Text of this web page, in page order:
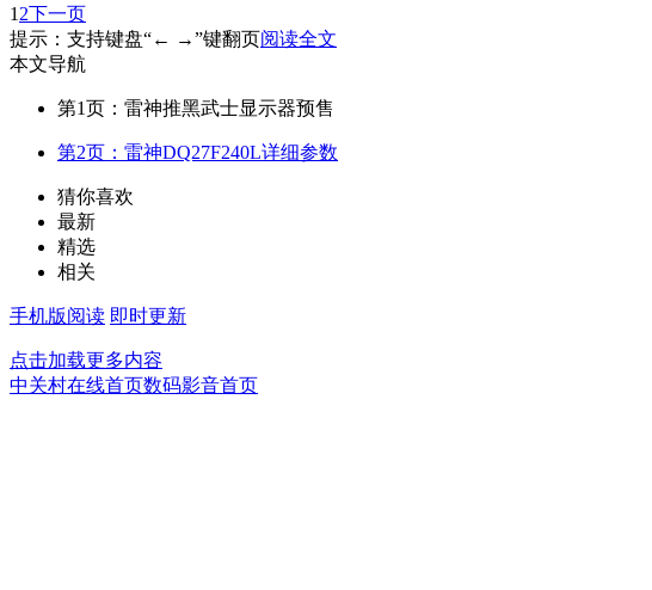
1 2下一页
提示：支持键盘“← →”键翻页阅读全文
本文导航
第1页：雷神推黑武士显示器预售
第2页：雷神DQ27F240L详细参数
猜你喜欢
最新
精选
相关
手机版阅读 即时更新
点击加载更多内容
中关村在线首页数码影音首页